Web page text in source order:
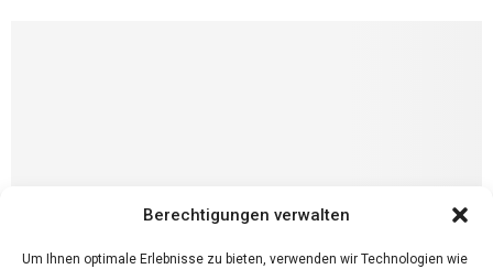
Berechtigungen verwalten
Um Ihnen optimale Erlebnisse zu bieten, verwenden wir Technologien wie